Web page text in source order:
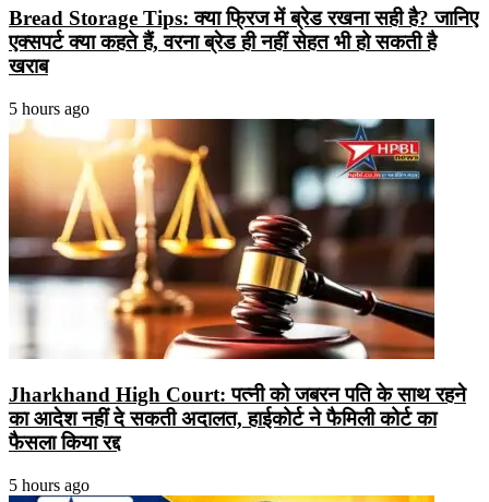
Bread Storage Tips: क्या फ्रिज में ब्रेड रखना सही है? जानिए
एक्सपर्ट क्या कहते हैं, वरना ब्रेड ही नहीं सेहत भी हो सकती है
खराब
5 hours ago
Jharkhand High Court: पत्नी को जबरन पति के साथ रहने
का आदेश नहीं दे सकती अदालत, हाईकोर्ट ने फैमिली कोर्ट का
फैसला किया रद्द
5 hours ago